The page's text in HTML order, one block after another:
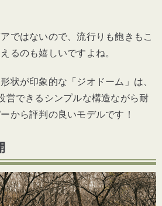
ではないので、流行りも飽きもこ
るのも嬉しいですよね。
状が印象的な「ジオドーム」は、
営できるシンプルな構造ながら耐
から評判の良いモデルです！